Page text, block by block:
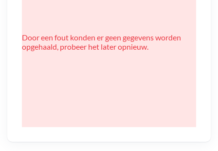
Door een fout konden er geen gegevens worden
opgehaald, probeer het later opnieuw.